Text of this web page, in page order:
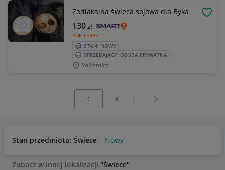
Zodiakalna świeca sojowa dla Byka
KUP TERAZ
130zł
STAN: NOWY
SPRZEDAJĄCY: OSOBA PRYWATNA
Rokietnica
z 1 Następna strona
Stan przedmiotu: Świece Nowy
Zobacz w innej lokalizacji "Świece"